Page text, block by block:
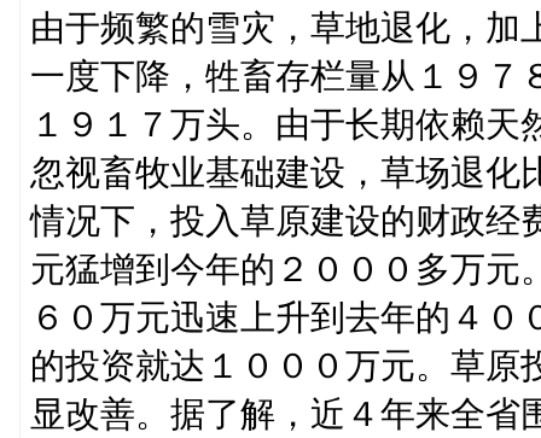
由于频繁的雪灾，草地退化，加
一度下降，牲畜存栏量从１９７
１９１７万头。由于长期依赖
忽视畜牧业基础建设，草场退化
情况下，投入草原建设的财政经
元猛增到今年的２０００多万元
６０万元迅速上升到去年的４
的投资就达１０００万元。草原
显改善。据了解，近４年来全省